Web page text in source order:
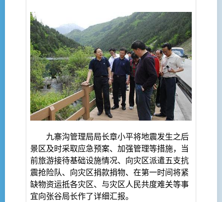
九寨沟管理局局长章小平将地震发生之后
景区及时采取应急预案、加强管理等措施，当
前旅游接待基础设施情况、向灾区派遣五支抗
震抢险队、向灾区捐款捐物、在第一时间将紧
缺物资运抵各灾区、与灾区人民共度难关等事
宜向张谷局长作了详细汇报。